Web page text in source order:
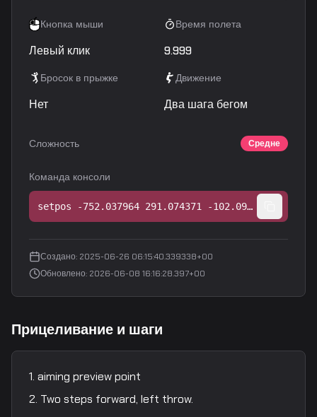
Кнопка мыши
Левый клик
Время полета
9.999
Бросок в прыжке
Нет
Движение
Два шага бегом
Сложность Средне
Команда консоли
setpos -752.037964 291.074371 -102.090073;setang -3.520166 -101.847176 0.000000
Создано: 2025-06-26 06:15:40.339338+00
Обновлено: 2026-06-08 16:16:28.397+00
Прицеливание и шаги
aiming preview point
Two steps forward, left throw.